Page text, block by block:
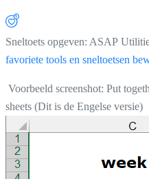
Sneltoets opgeven: ASAP
favoriete tools en sneltoetsen
Voorbeeld screenshot: Put
sheets (Dit is de Engelse versie)